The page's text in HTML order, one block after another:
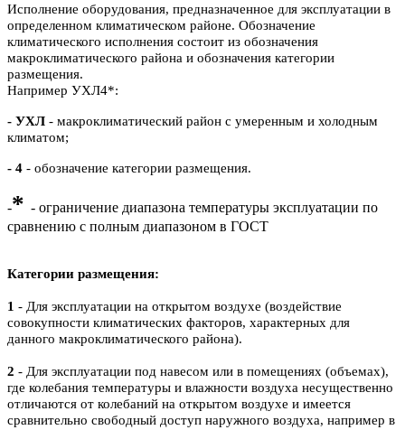
Исполнение оборудования, предназначенное для эксплуатации в
определенном климатическом районе. Обозначение
климатического исполнения состоит из обозначения
макроклиматического района и обозначения категории
размещения.
Например УХЛ4*:
- УХЛ - макроклиматический район с умеренным и холодным
климатом;
- 4 - обозначение категории размещения.
-* - ограничение диапазона температуры эксплуатации по
сравнению с полным диапазоном в ГОСТ
Категории размещения:
1 - Для эксплуатации на открытом воздухе (воздействие
совокупности климатических факторов, характерных для
данного макроклиматического района).
2 - Для эксплуатации под навесом или в помещениях (объемах),
где колебания температуры и влажности воздуха несущественно
отличаются от колебаний на открытом воздухе и имеется
сравнительно свободный доступ наружного воздуха, например в